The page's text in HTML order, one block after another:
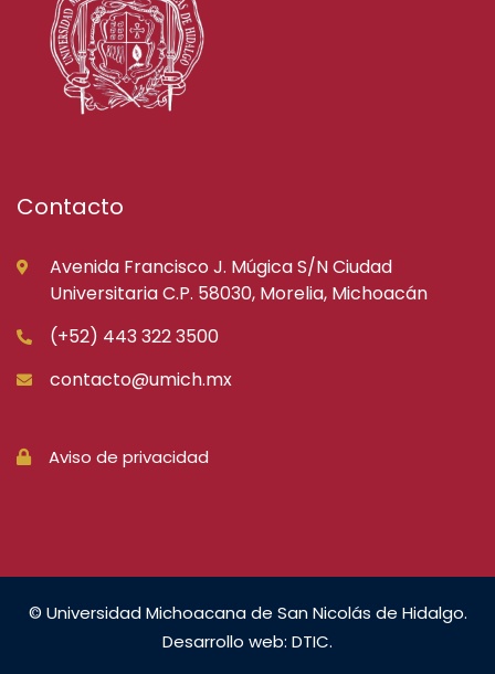
Contacto
Avenida Francisco J. Múgica S/N Ciudad
Universitaria C.P. 58030, Morelia, Michoacán
(+52) 443 322 3500
contacto@umich.mx
Aviso de privacidad
© Universidad Michoacana de San Nicolás de Hidalgo.
Desarrollo web: DTIC.